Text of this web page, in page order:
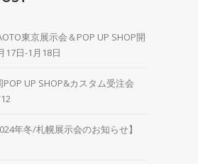
東京展示会＆POP UP SHOP開
17日-1月18日
POP UP SHOP&カスタム受注会
年冬/札幌展示会のお知らせ】